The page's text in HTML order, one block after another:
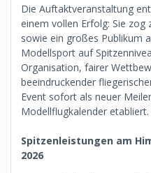
Die Auftaktveranstaltung
einem vollen Erfolg: Sie
sowie ein großes Publikum
Modellsport auf
Organisation, fairer
beeindruckender
Event sofort als neuer
Modellflugkalender etabliert.
Spitzenleistungen am
2026